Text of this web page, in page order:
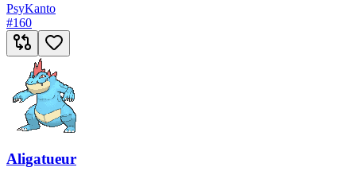
PsyKanto
#160
Aligatueur